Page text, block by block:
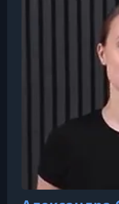
авторские
девушек, помогая
достигать